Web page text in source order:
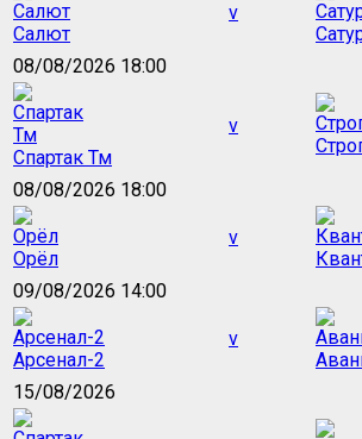
Салют
v
08/08/2026 18:00
Спартак Тм
v
08/08/2026 18:00
Орёл
v
09/08/2026 14:00
Арсенал-2
v
15/08/2026